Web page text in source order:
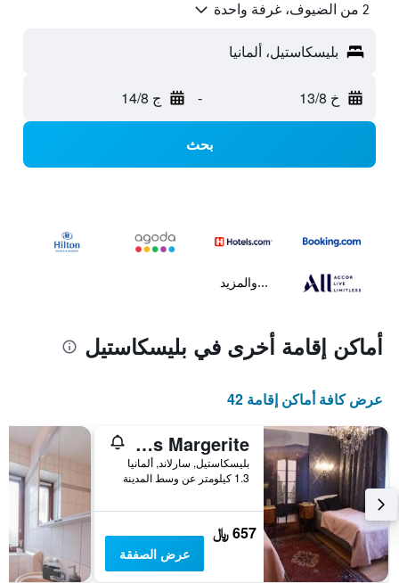
2 من الضيوف، غرفة واحدة
بليسكاستيل، ألمانيا
خ 13/8 - ج 14/8
بحث
...والمزيد
أماكن إقامة أخرى في بليسكاستيل
عرض كافة أماكن إقامة 42
Gaestehaus Margerite
بليسكاستيل, سارلاند, ألمانيا
1.3 كيلومتر عن وسط المدينة
657 ﷼
عرض الصفقة